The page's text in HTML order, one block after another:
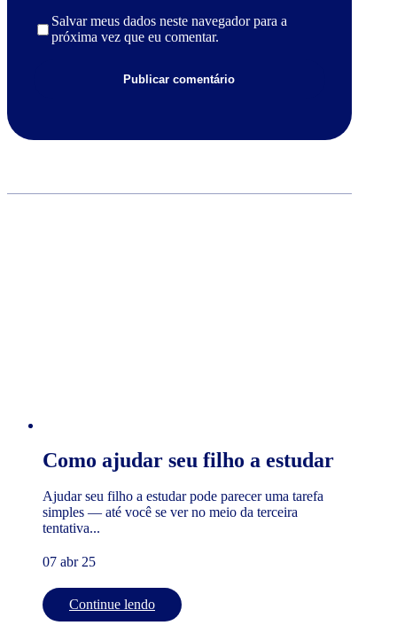
Salvar meus dados neste navegador para a
próxima vez que eu comentar.
Como ajudar seu filho a estudar
Ajudar seu filho a estudar pode parecer uma tarefa
simples — até você se ver no meio da terceira
tentativa...
07 abr 25
Continue lendo